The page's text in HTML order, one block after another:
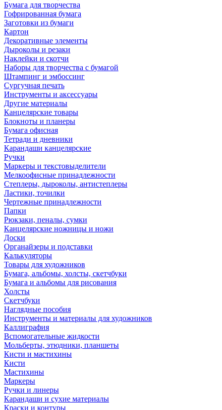
Бумага для творчества
Гофрированная бумага
Заготовки из бумаги
Картон
Декоративные элементы
Дыроколы и резаки
Наклейки и скотчи
Наборы для творчества с бумагой
Штампинг и эмбоссинг
Сургучная печать
Инструменты и аксессуары
Другие материалы
Канцелярские товары
Блокноты и планеры
Бумага офисная
Тетради и дневники
Карандаши канцелярские
Ручки
Маркеры и текстовыделители
Мелкоофисные принадлежности
Степлеры, дыроколы, антистеплеры
Ластики, точилки
Чертежные принадлежности
Папки
Рюкзаки, пеналы, сумки
Канцелярские ножницы и ножи
Доски
Органайзеры и подставки
Калькуляторы
Товары для художников
Бумага, альбомы, холсты, скетчбуки
Бумага и альбомы для рисования
Холсты
Скетчбуки
Наглядные пособия
Инструменты и материалы для художников
Каллиграфия
Вспомогательные жидкости
Мольберты, этюдники, планшеты
Кисти и мастихины
Кисти
Мастихины
Маркеры
Ручки и линеры
Карандаши и сухие материалы
Краски и контуры